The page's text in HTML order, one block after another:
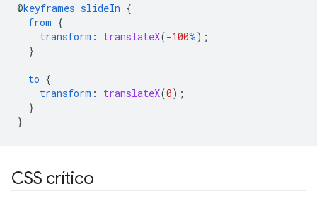
@keyframes slideIn {
from {
transform : translateX(-100%);
}
to {
transform : translateX(0);
}
}
CSS crítico